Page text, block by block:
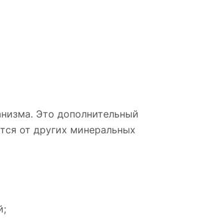
Это дополнительный
от других минеральных